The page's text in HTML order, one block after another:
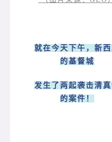
就在今天下午，新西
的基督城
发生了两起袭击清真
的案件！